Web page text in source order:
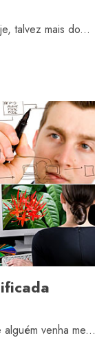
talvez mais do...
venha me...